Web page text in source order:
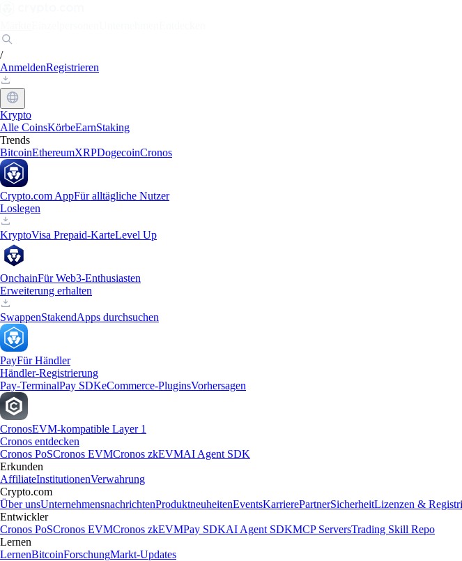
/
AnmeldenRegistrieren
Krypto
Alle CoinsKörbeEarnStaking
Trends
BitcoinEthereumXRPDogecoinCronos
Crypto.com AppFür alltägliche Nutzer
Loslegen
KryptoVisa Prepaid-KarteLevel Up
OnchainFür Web3-Enthusiasten
Erweiterung erhalten
SwappenStakendApps durchsuchen
PayFür Händler
Händler-Registrierung
Pay-TerminalPay SDKeCommerce-PluginsVorhersagen
CronosEVM-kompatible Layer 1
Cronos entdecken
Cronos PoSCronos EVMCronos zkEVMAI Agent SDK
Erkunden
AffiliateInstitutionenVerwahrung
Crypto.com
Über unsUnternehmensnachrichtenProduktneuheitenEventsKarrierePartnerSicherheitLizenzen &
Entwickler
Cronos PoSCronos EVMCronos zkEVMPay SDKAI Agent SDKMCP ServersTrading Skill Repo
Lernen
LernenBitcoinForschungMarkt-Updates